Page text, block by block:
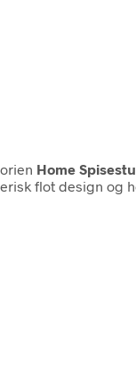
Home
flot design og